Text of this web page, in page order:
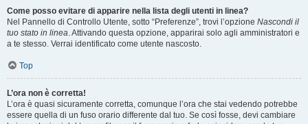
Come posso evitare di apparire nella lista degli utenti in linea?
Nel Pannello di Controllo Utente, sotto “Preferenze”, trovi l’opzione Nascondi il
tuo stato in linea. Attivando questa opzione, apparirai solo agli amministratori e
a te stesso. Verrai identificato come utente nascosto.
Top
L’ora non è corretta!
L’ora è quasi sicuramente corretta, comunque l’ora che stai vedendo potrebbe
essere quella di un fuso orario differente dal tuo. Se così fosse, devi cambiare